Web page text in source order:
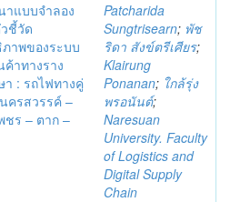
แบบจำลอง
ชี้วัด
าพของระบบ
าทางราง
: รถไฟทางคู่
ครสวรรค์ –
ชร – ตาก –
Patcharida
Sungtrisearn; พัช
ริดา สังข์ตรีเศียร;
Klairung
Ponanan; ใกล้รุ่ง
พรอนันต์;
Naresuan
University. Faculty
of Logistics and
Digital Supply
Chain